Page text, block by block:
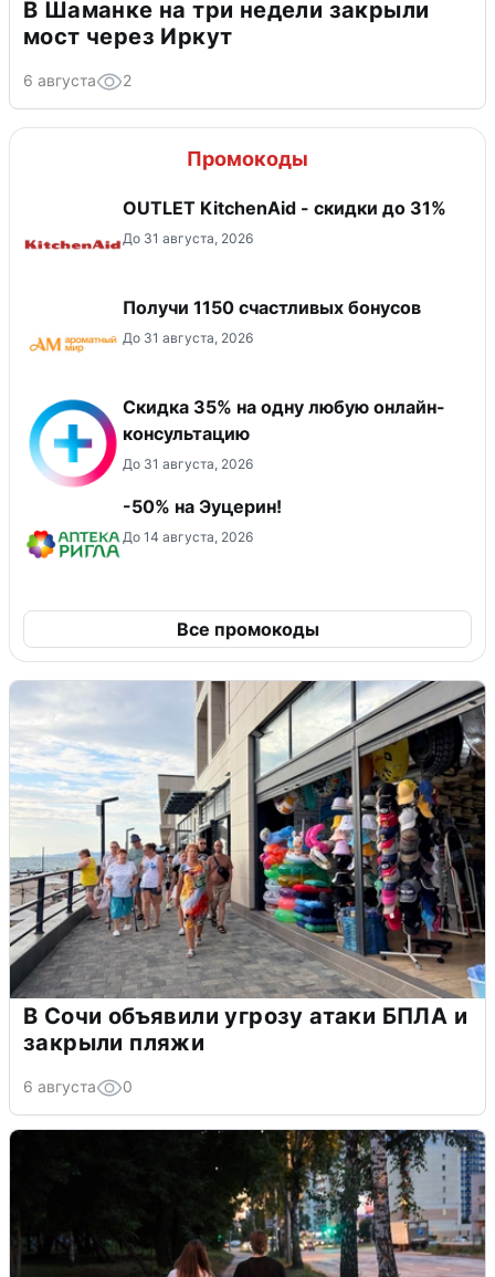
В Шаманке на три недели закрыли
мост через Иркут
6 августа 2
Промокоды
OUTLET KitchenAid - скидки до 31%
До 31 августа, 2026
Получи 1150 счастливых бонусов
До 31 августа, 2026
Скидка 35% на одну любую онлайн-
консультацию
До 31 августа, 2026
-50% на Эуцерин!
До 14 августа, 2026
Все промокоды
В Сочи объявили угрозу атаки БПЛА и
закрыли пляжи
6 августа 0